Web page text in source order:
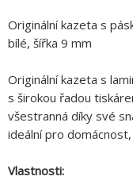
Originální kazeta s
bílé, šířka 9 mm
Originální kazeta s
s širokou řadou
všestranná díky své
ideální pro
Vlastnosti: